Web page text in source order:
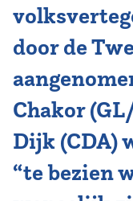
door de
Chakor
Dijk (CDA)
“te bezien